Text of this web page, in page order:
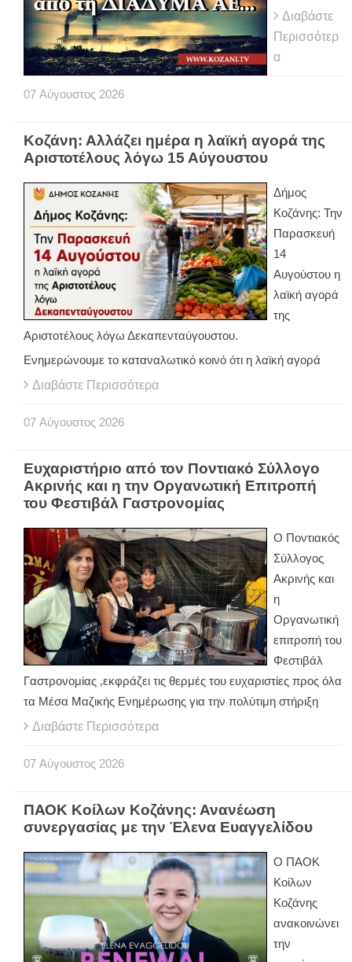
Διαβάστε
Περισσότερ
α
07 Αύγουστος 2026
Κοζάνη: Αλλάζει ημέρα η λαϊκή αγορά της
Αριστοτέλους λόγω 15 Αύγουστου
Δήμος
Κοζάνης: Την
Παρασκευή
14
Αυγούστου η
λαϊκή αγορά
της
Αριστοτέλους λόγω Δεκαπενταύγουστου.
Ενημερώνουμε το καταναλωτικό κοινό ότι η λαϊκή αγορά
Διαβάστε Περισσότερα
07 Αύγουστος 2026
Ευχαριστήριο από τον Ποντιακό Σύλλογο
Ακρινής και η την Οργανωτική Επιτροπή
του Φεστιβάλ Γαστρονομίας
Ο Ποντιακός
Σύλλογος
Ακρινής και
η
Οργανωτική
επιτροπή του
Φεστιβάλ
Γαστρονομίας ,εκφράζει τις θερμές του ευχαριστίες προς όλα
τα Μέσα Μαζικής Ενημέρωσης για την πολύτιμη στήριξη
Διαβάστε Περισσότερα
07 Αύγουστος 2026
ΠΑΟΚ Κοίλων Κοζάνης: Ανανέωση
συνεργασίας με την Έλενα Ευαγγελίδου
Ο ΠΑΟΚ
Κοίλων
Κοζάνης
ανακοινώνει
την